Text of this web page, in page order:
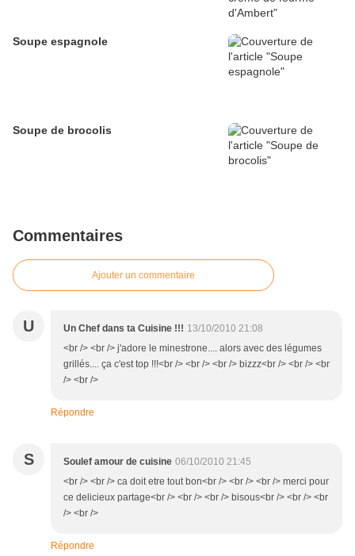
Soupe espagnole
Soupe de brocolis
Commentaires
Ajouter un commentaire
U Un Chef dans ta Cuisine !!! 13/10/2010 21:08
<br /> <br /> j'adore le minestrone.... alors avec des légumes
grillés.... ça c'est top !!!<br /> <br /> <br /> bizzz<br /> <br /> <br
/> <br />
Répondre
S Soulef amour de cuisine 06/10/2010 21:45
<br /> <br /> ca doit etre tout bon<br /> <br /> <br /> merci pour
ce delicieux partage<br /> <br /> <br /> bisous<br /> <br /> <br
/> <br />
Répondre